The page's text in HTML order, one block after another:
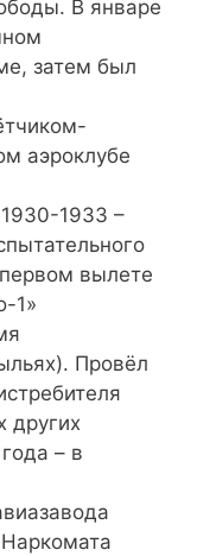
В январе
затем был
аэроклубе
1933 –
вылете
1»
Провёл
других
– в